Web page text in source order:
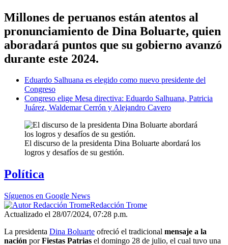
Millones de peruanos están atentos al
pronunciamiento de Dina Boluarte, quien
aboradará puntos que su gobierno avanzó
durante este 2024.
Eduardo Salhuana es elegido como nuevo presidente del
Congreso
Congreso elige Mesa directiva: Eduardo Salhuana, Patricia
Juárez, Waldemar Cerrón y Alejandro Cavero
El discurso de la presidenta Dina Boluarte abordará los
logros y desafíos de su gestión.
Política
Síguenos en Google News
Redacción Trome
Actualizado el 28/07/2024, 07:28 p.m.
La presidenta Dina Boluarte ofreció el tradicional mensaje a la
nación porFiestas Patrias el domingo 28 de julio, el cual tuvo una